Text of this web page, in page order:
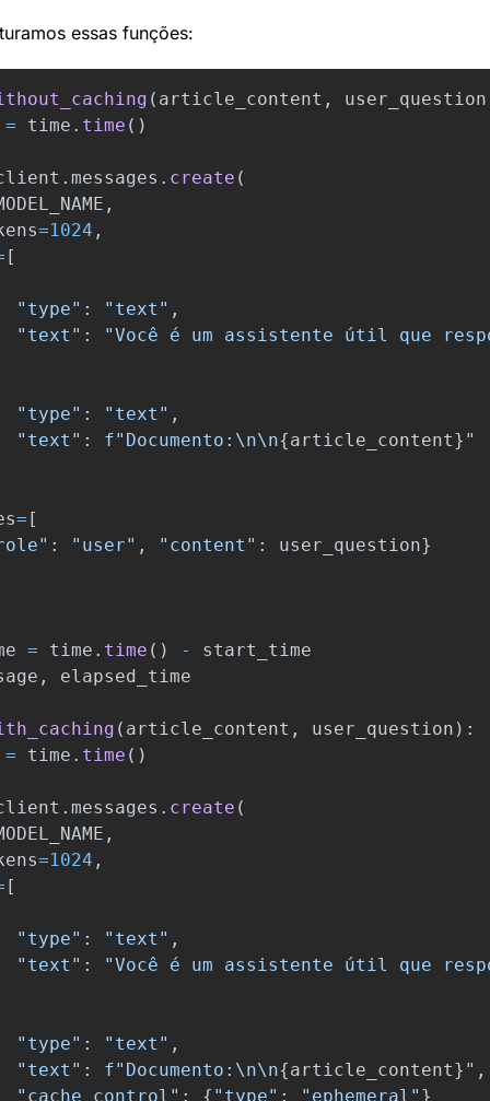
essas funções:
( article_content , user_question
=
time . time ()
. messages . create (
,
=1024 ,
[
" type" : " text " ,
" text " : "Você é um assistente útil que
" type" : " text " ,
" text " : f" Documento: \n\n{article_content} "
= [
" : " user" , " content " : user_question}
= time . time () -
start_time
, elapsed_time
( article_content , user_question ):
=
time . time ()
. messages . create (
,
=1024 ,
[
" type" : " text " ,
" text " : "Você é um assistente útil que
" type" : " text " ,
" text " : f" Documento: \n\n{article_content} " ,
" cache_control " : { " type" : " ephemeral " }